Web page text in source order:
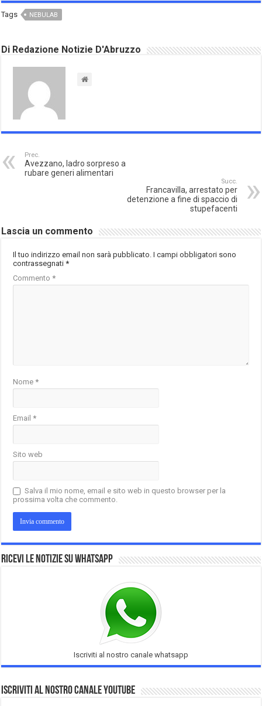
Tags NEBULAB
Di Redazione Notizie D'Abruzzo
Prec.
Avezzano, ladro sorpreso a
rubare generi alimentari
Succ.
Francavilla, arrestato per
detenzione a fine di spaccio di
stupefacenti
Lascia un commento
Il tuo indirizzo email non sarà pubblicato. I campi obbligatori sono
contrassegnati*
Commento*
Nome*
Email*
Sito web
Salva il mio nome, email e sito web in questo browser per la
prossima volta che commento.
Ricevi le notizie su Whatsapp
Iscriviti al nostro canale whatsapp
Iscriviti al nostro Canale Youtube